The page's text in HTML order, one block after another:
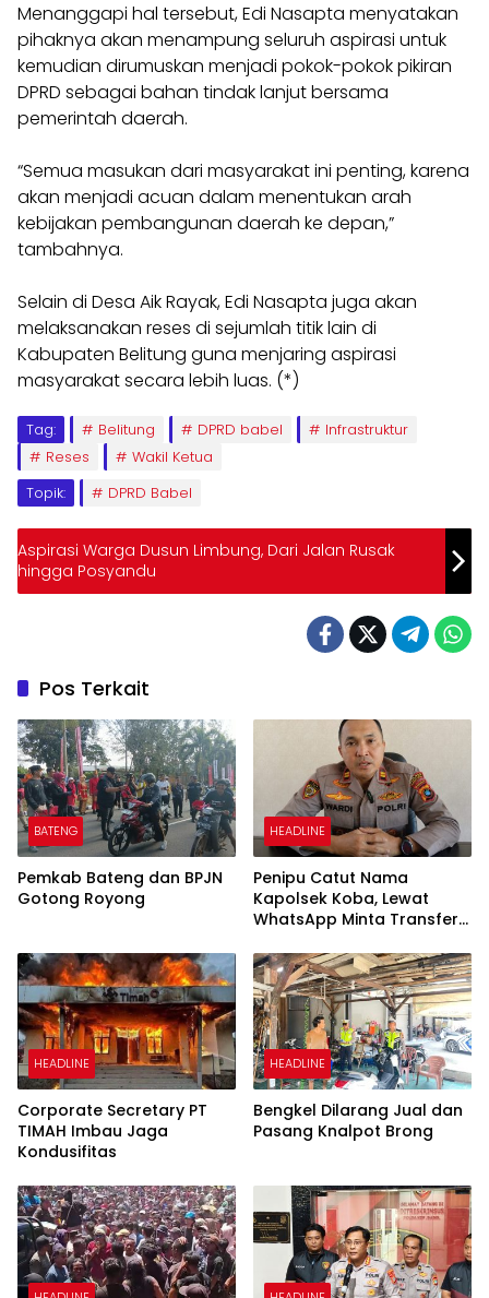
Menanggapi hal tersebut, Edi Nasapta menyatakan
pihaknya akan menampung seluruh aspirasi untuk
kemudian dirumuskan menjadi pokok-pokok pikiran
DPRD sebagai bahan tindak lanjut bersama
pemerintah daerah.
“Semua masukan dari masyarakat ini penting, karena
akan menjadi acuan dalam menentukan arah
kebijakan pembangunan daerah ke depan,”
tambahnya.
Selain di Desa Aik Rayak, Edi Nasapta juga akan
melaksanakan reses di sejumlah titik lain di
Kabupaten Belitung guna menjaring aspirasi
masyarakat secara lebih luas. (*)
Tag: Belitung DPRD babel
Infrastruktur
Reses
Wakil Ketua
Topik:
DPRD Babel
Aspirasi Warga Dusun Limbung, Dari Jalan Rusak
hingga Posyandu
Pos Terkait
BATENG
Pemkab Bateng dan BPJN
Gotong Royong
HEADLINE
Penipu Catut Nama
Kapolsek Koba, Lewat
WhatsApp Minta Transfer
HEADLINE
Corporate Secretary PT
TIMAH Imbau Jaga
Kondusifitas
HEADLINE
Bengkel Dilarang Jual dan
Pasang Knalpot Brong